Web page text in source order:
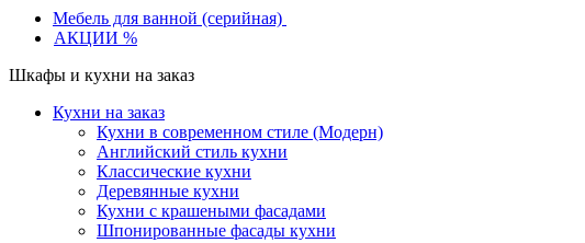
Мебель для ванной (серийная)
АКЦИИ %
Шкафы и кухни на заказ
Кухни на заказ
Кухни в современном стиле (Модерн)
Английский стиль кухни
Классические кухни
Деревянные кухни
Кухни с крашеными фасадами
Шпонированные фасады кухни